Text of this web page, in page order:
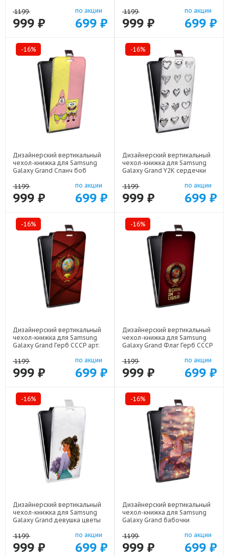
1199
999 ₽
по акции
699 ₽
1199
999 ₽
по акции
699 ₽
-16%
Дизайнерский вертикальный
чехол-книжка для Samsung
Galaxy Grand Спанч боб
1199
999 ₽
по акции
699 ₽
-16%
Дизайнерский вертикальный
чехол-книжка для Samsung
Galaxy Grand Y2K сердечки
1199
999 ₽
по акции
699 ₽
-16%
Дизайнерский вертикальный
чехол-книжка для Samsung
Galaxy Grand Герб СССР арт:
1199
999 ₽
по акции
699 ₽
-16%
Дизайнерский вертикальный
чехол-книжка для Samsung
Galaxy Grand Флаг Герб СССР
1199
999 ₽
по акции
699 ₽
-16%
Дизайнерский вертикальный
чехол-книжка для Samsung
Galaxy Grand девушка цветы
1199
999 ₽
по акции
699 ₽
-16%
Дизайнерский вертикальный
чехол-книжка для Samsung
Galaxy Grand бабочки
1199
999 ₽
по акции
699 ₽